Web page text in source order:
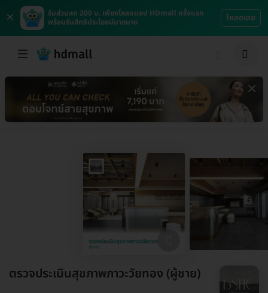
×
รับส่วนลด 200 บ. เพียงโหลดแอป HDmall ครั้งแรก
พร้อมรับสิทธิประโยชน์มากมาย
โหลดเลย
ตรวจประเมินสุขภาพภาวะวัยทอง (ผู้ชาย)